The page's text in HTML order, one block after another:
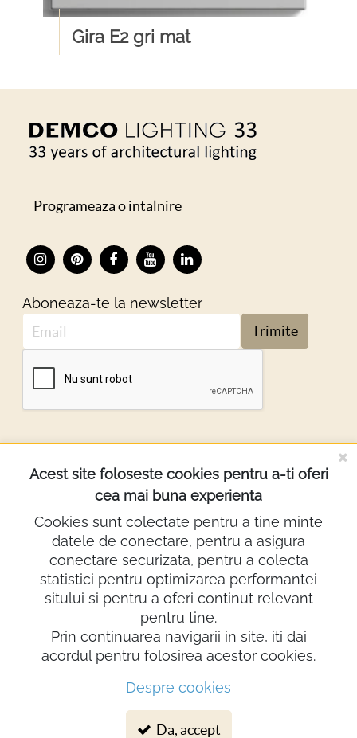
Gira E2 gri mat
Programeaza o intalnire
Aboneaza-te la newsletter
Trimite
DESPRE NOI
INFORMATII
Contact
0722.640.103
lighting@demco.ro
Showroom
Acest site foloseste cookies pentru a-ti oferi
cea mai buna experienta
Cookies sunt colectate pentru a tine minte
datele de conectare, pentru a asigura
conectare securizata, pentru a colecta
statistici pentru optimizarea performantei
sitului si pentru a oferi continut relevant
pentru tine.
Prin continuarea navigarii in site, iti dai
acordul pentru folosirea acestor cookies.
Despre cookies
Da, accept